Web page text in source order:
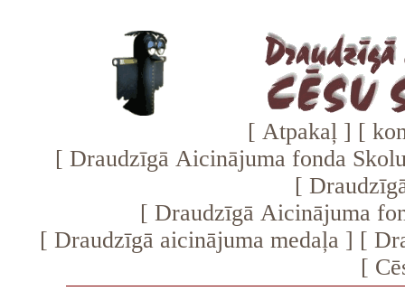
[ Atpakaļ] [
[ Draudzīgā Aicinājuma fonda
[
[ Draudzīgā Aicinājuma
[ Draudzīgā aicinājuma medaļa ] [
[